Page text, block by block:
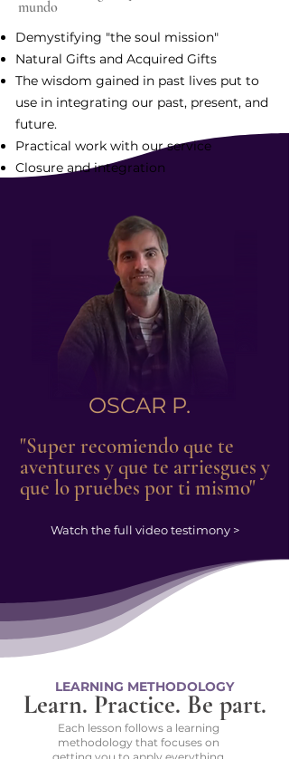
mundo
Demystifying "the soul mission"
Natural Gifts and Acquired Gifts
The wisdom gained in past lives put to
use in integrating our past, present, and
future.
Practical work with our service
Closure and integration
OSCAR P.
"Super recomiendo que te
aventures y que te arriesgues y
que lo pruebes por ti mismo"
Watch the full video testimony >
LEARNING METHODOLOGY
Learn. Practice. Be part.
Each lesson follows a learning
methodology that focuses on